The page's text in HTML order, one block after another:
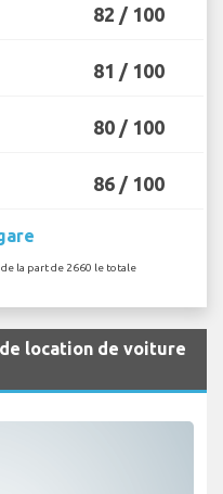
82 / 100
81 / 100
80 / 100
86 / 100
la part de 2660 le totale
location de voiture